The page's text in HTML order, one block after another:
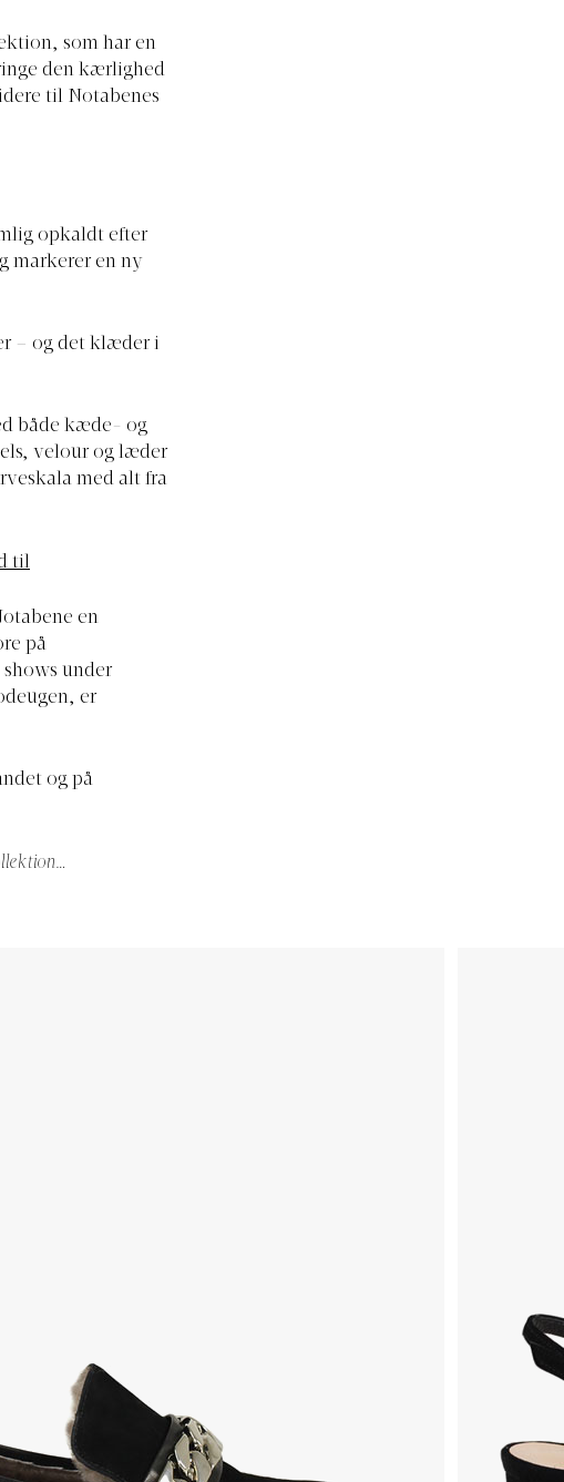
som har en
den kærlighed
til Notabenes
opkaldt efter
markerer en ny
– og det klæder i
både kæde- og
velour og læder
med alt fra
til
en
på
shows under
er
og på